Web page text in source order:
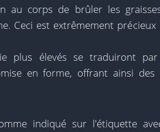
au corps de brûler les
Ceci est extrêmement
plus élevés se traduiront
en forme, offrant ainsi des
indiqué sur l'étiquette